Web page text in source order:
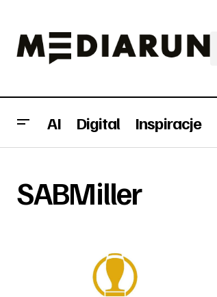
AI Digital Inspiracje
SABMiller